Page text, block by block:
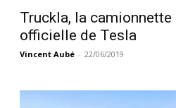
Truckla, la camionnette
officielle de Tesla
Vincent Aubé - 22/06/2019